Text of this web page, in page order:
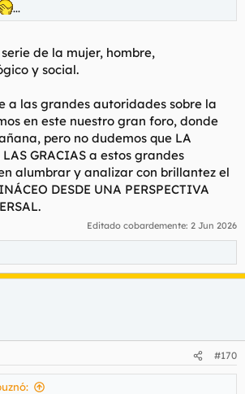
...
de la mujer, hombre,
y social.
a las grandes autoridades sobre la
en este nuestro gran foro, donde
pero no dudemos que LA
LAS GRACIAS a estos grandes
alumbrar y analizar con brillantez el
DESDE UNA PERSPECTIVA
Editado cobardemente: 2 Jun 2026
#170